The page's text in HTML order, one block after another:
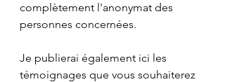
complètement l'anonymat des
personnes concernées.
Je publierai également ici les
témoignages que vous souhaiterez